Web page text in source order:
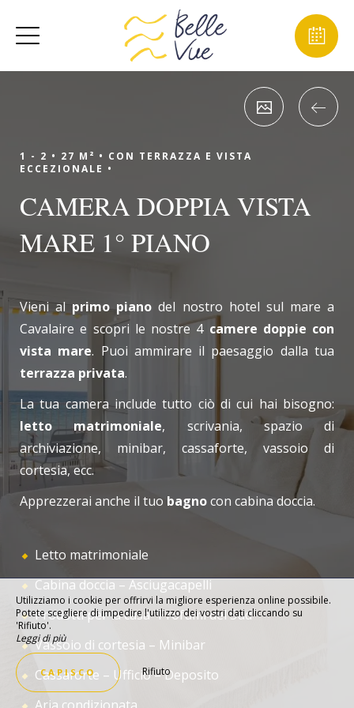
1 - 2 • 27 M² • CON TERRAZZA E VISTA
ECCEZIONALE •
CAMERA DOPPIA VISTA
MARE 1° PIANO
Vieni al primo piano del nostro hotel sul mare a
Cavalaire e scopri le nostre 4 camere doppie con
vista mare. Puoi ammirare il paesaggio dalla tua
terrazza privata.
La tua camera include tutto ciò di cui hai bisogno:
letto matrimoniale, scrivania, spazio di
archiviazione, minibar, cassaforte, vassoio di
cortesia, ecc.
Apprezzerai anche il tuo bagnocon cabina doccia.
Letto matrimoniale
Cabina doccia – Asciugacapelli
Prodotti per la casa “Profumi del Sud”
Vassoio di cortesia – Minibar
Cassaforte – Ufficio – Deposito
Utilizziamo i cookie per offrirvi la migliore esperienza online possibile.
Potete scegliere di impedire l'utilizzo dei vostri dati cliccando su
'Rifiuto'.
Leggi di più
CAPISCO Rifiuto